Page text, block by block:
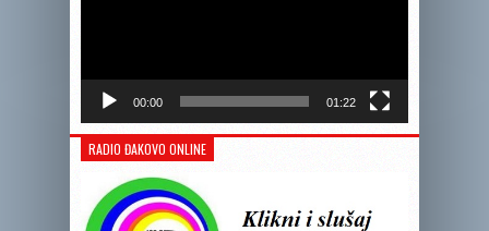
00:00 01:22
RADIO ĐAKOVO ONLINE